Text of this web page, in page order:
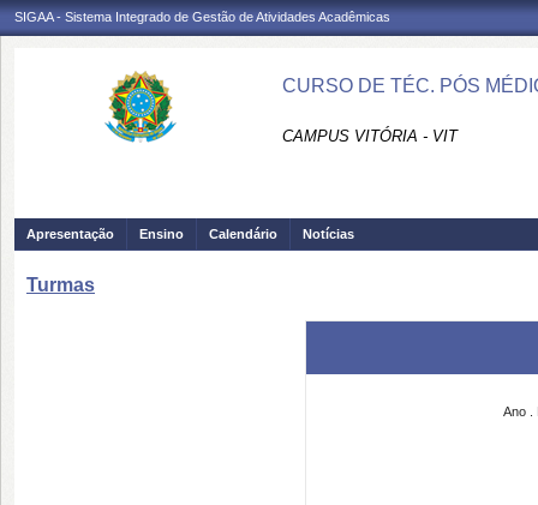
SIGAA - Sistema Integrado de Gestão de Atividades Acadêmicas
CURSO DE TÉC. PÓS
CAMPUS VITÓRIA - VIT
Apresentação Ensino Calendário Notícias
Turmas
Ano